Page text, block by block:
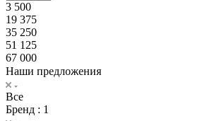
3 500
19 375
35 250
51 125
67 000
Наши предложения
Все
Бренд : 1